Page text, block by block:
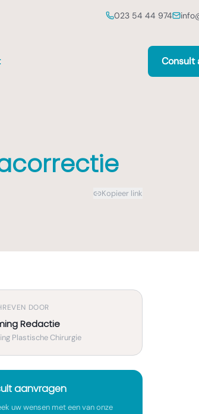
023 54 44 974
Consult
Kopieer link
DOOR
Redactie
Plastische Chirurgie
aanvragen
uw wensen met een van onze